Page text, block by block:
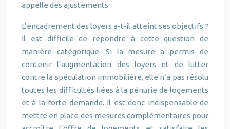
appelle des ajustements.
L’encadrement des loyers a-t-il atteint ses objectifs ?
Il est difficile de répondre à cette question de
manière catégorique. Si la mesure a permis de
contenir l’augmentation des loyers et de lutter
contre la spéculation immobilière, elle n’a pas résolu
toutes les difficultés liées à la pénurie de logements
et à la forte demande. Il est donc indispensable de
mettre en place des mesures complémentaires pour